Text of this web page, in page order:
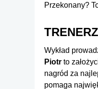
Przekonany?
Wykład
Piotr to
nagród za
pomaga